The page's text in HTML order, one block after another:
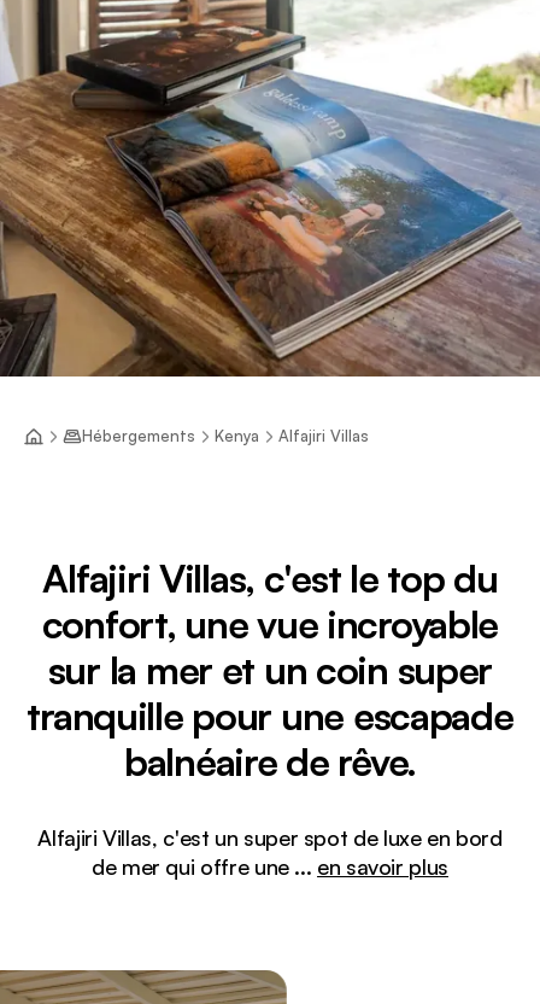
Hébergements Kenya Alfajiri Villas
Alfajiri Villas, c'est le top du
confort, une vue incroyable
sur la mer et un coin super
tranquille pour une escapade
balnéaire de rêve.
Alfajiri Villas, c'est un super spot de luxe en bord
de mer qui offre une ... en savoir plus